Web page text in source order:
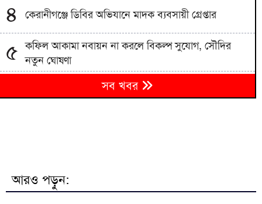
৪ কেরানীগঞ্জে ডিবির অভিযানে মাদক ব্যবসায়ী গ্রেপ্তার
৫ কফিল আকামা নবায়ন না করলে বিকল্প সুযোগ, সৌদির
নতুন ঘোষণা
ডিএমপির অভিযানে গত ২৪ ঘণ্টায় ৪৬৬ জন গ্রেপ্তার, মামলা
৫৭
সব খবর
আরও পড়ুন: